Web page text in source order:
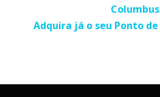
Columbus
Adquira já o seu Ponto